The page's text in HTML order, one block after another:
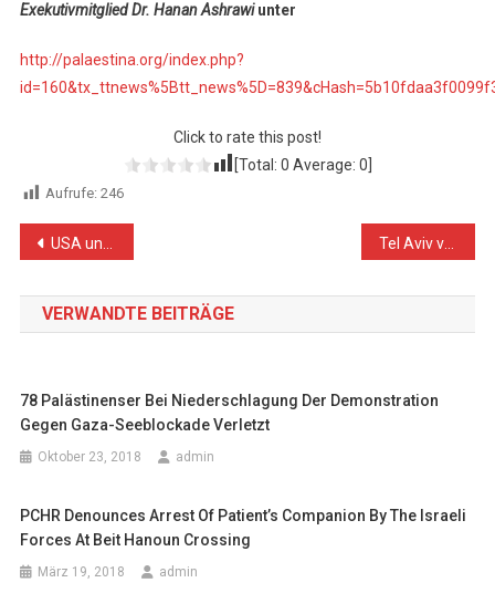
Exekutivmitglied Dr. Hanan Ashrawiunter
http://palaestina.org/index.php?
Click to rate this post!
[Total: 0 Average: 0
Aufrufe: 246
Beitragsnavigation
USA und Israel bilden eine Arbeitsgruppe, um gegen den Iran vorzugehen Tel Aviv verbietet palästinensischem Satellitensender Ausstrahlung
VERWANDTE BEITRÄGE
78 Palästinenser Bei Niederschlagung Der Demonstration
Gegen Gaza-Seeblockade Verletzt
Oktober 23, 2018 admin
PCHR Denounces Arrest Of Patient’s Companion By The Israeli
Forces At Beit Hanoun Crossing
März 19, 2018 admin